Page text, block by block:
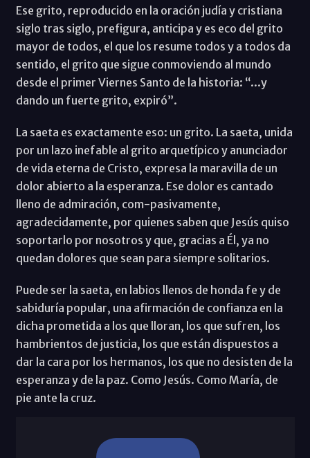
Ese grito, reproducido en la oración judía y cristiana
siglo tras siglo, prefigura, anticipa y es eco del grito
mayor de todos, el que los resume todos y a todos da
sentido, el grito que sigue conmoviendo al mundo
desde el primer Viernes Santo de la historia: “...y
dando un fuerte grito, expiró”.
La saeta es exactamente eso: un grito. La saeta, unida
por un lazo inefable al grito arquetípico y anunciador
de vida eterna de Cristo, expresa la maravilla de un
dolor abierto a la esperanza. Ese dolor es cantado
lleno de admiración, com-pasivamente,
agradecidamente, por quienes saben que Jesús quiso
soportarlo por nosotros y que, gracias a Él, ya no
quedan dolores que sean para siempre solitarios.
Puede ser la saeta, en labios llenos de honda fe y de
sabiduría popular, una afirmación de confianza en la
dicha prometida a los que lloran, los que sufren, los
hambrientos de justicia, los que están dispuestos a
dar la cara por los hermanos, los que no desisten de la
esperanza y de la paz. Como Jesús. Como María, de
pie ante la cruz.